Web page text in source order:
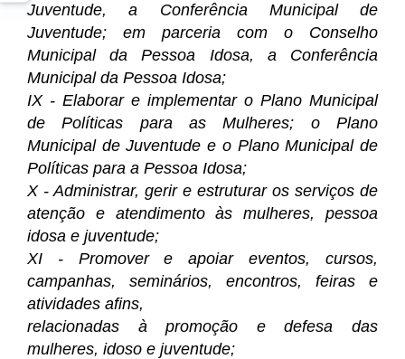
Juventude, a Conferência Municipal de
Juventude; em parceria com o Conselho
Municipal da Pessoa Idosa, a Conferência
Municipal da Pessoa Idosa;
IX - Elaborar e implementar o Plano Municipal
de Políticas para as Mulheres; o Plano
Municipal de Juventude e o Plano Municipal de
Políticas para a Pessoa Idosa;
X - Administrar, gerir e estruturar os serviços de
atenção e atendimento às mulheres, pessoa
idosa e juventude;
XI - Promover e apoiar eventos, cursos,
campanhas, seminários, encontros, feiras e
atividades afins,
relacionadas à promoção e defesa das
mulheres, idoso e juventude;